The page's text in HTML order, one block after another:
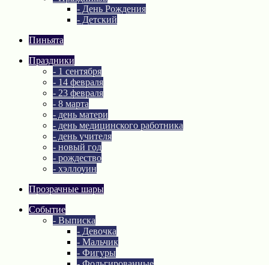
- День Рождения
- Детский
Пиньята
Праздники
- 1 сентября
- 14 февраля
- 23 февраля
- 8 марта
- день матери
- день медицинского работника
- день учителя
- новый год
- рождество
- хэллоуин
Прозрачные шары
Событие
- Выписка
- Девочка
- Мальчик
- Фигуры